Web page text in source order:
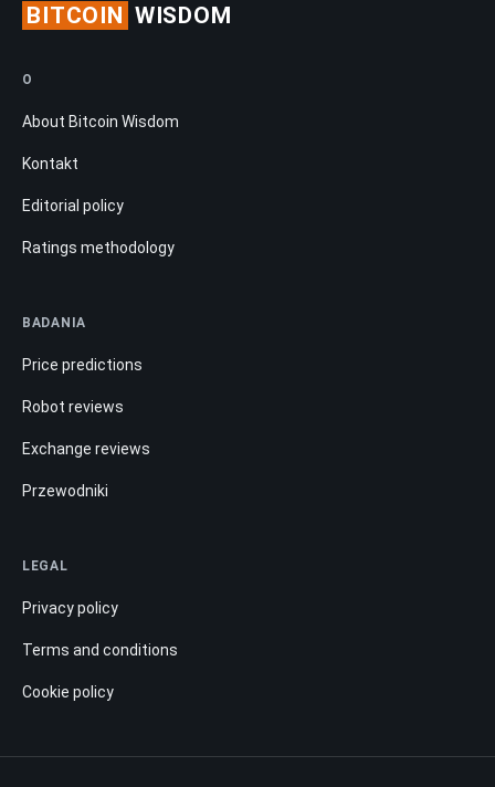
BITCOIN WISDOM
O
About Bitcoin Wisdom
Kontakt
Editorial policy
Ratings methodology
BADANIA
Price predictions
Robot reviews
Exchange reviews
Przewodniki
LEGAL
Privacy policy
Terms and conditions
Cookie policy